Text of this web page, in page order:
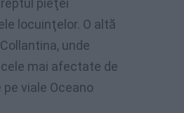
pieţei
locuinţelor. O altă
unde
mai afectate de
viale Oceano